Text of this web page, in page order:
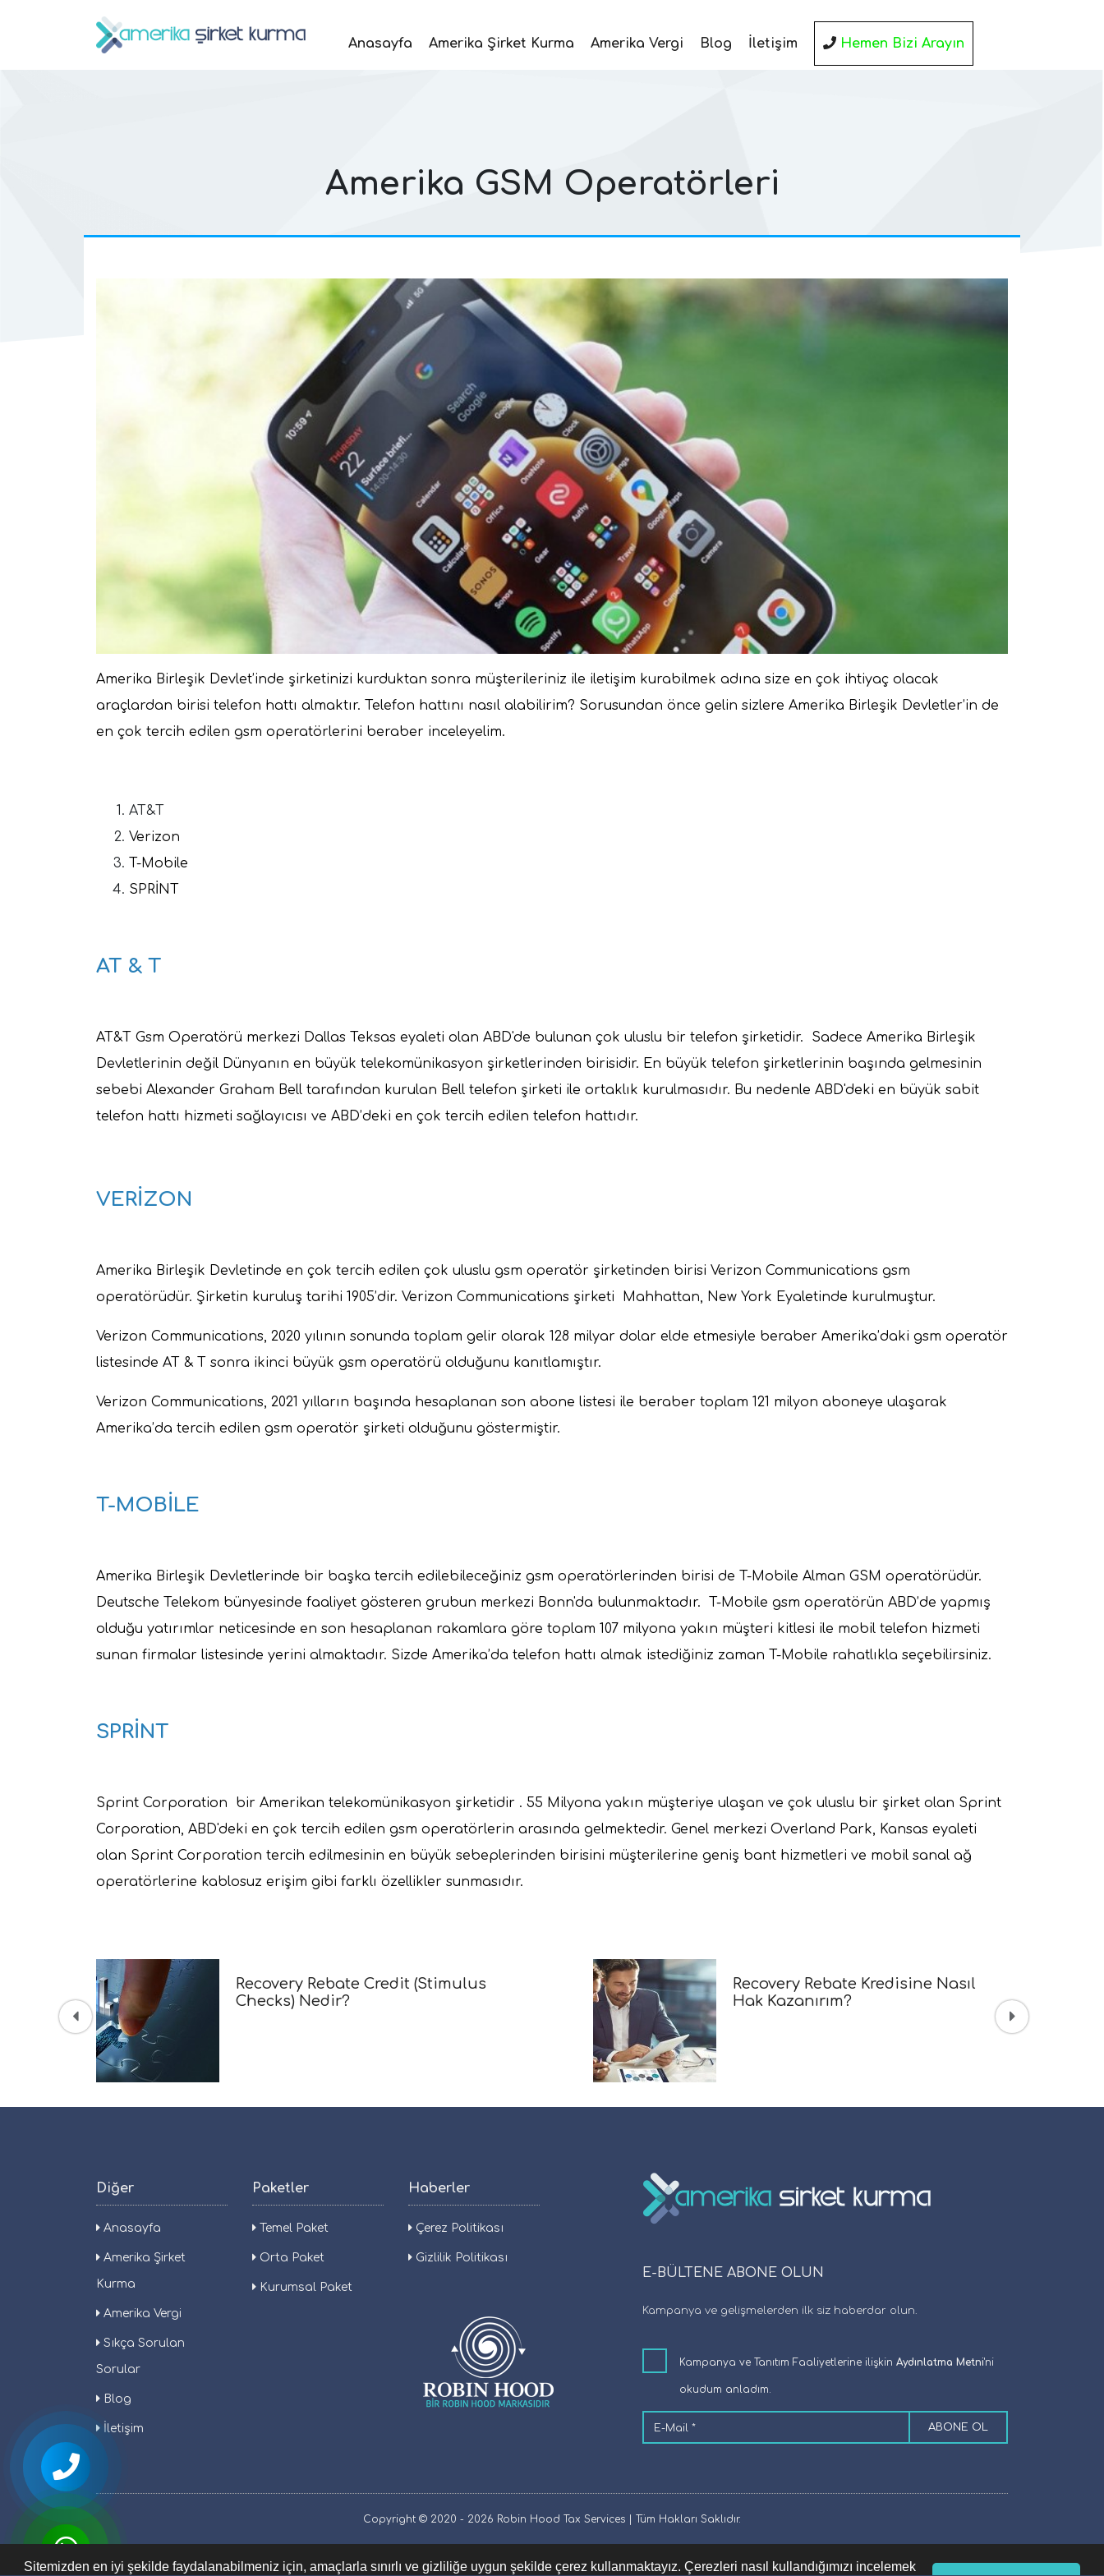
Sitemizden en iyi şekilde faydalanabilmeniz için, amaçlarla sınırlı ve gizliliğe uygun şekilde çerez kullanmaktayız. Çerezleri nasıl kullandığımızı incelemek
Anasayfa Amerika Şirket Kurma Amerika Vergi Blog İletişim
Amerika GSM Operatörleri
Amerika Birleşik Devlet’inde şirketinizi kurduktan sonra müşterileriniz ile iletişim kurabilmek adına size en çok ihtiyaç olacak
araçlardan birisi telefon hattı almaktır. Telefon hattını nasıl alabilirim? Sorusundan önce gelin sizlere Amerika Birleşik Devletler’in de
en çok tercih edilen gsm operatörlerini beraber inceleyelim.
AT&T
Verizon
T-Mobile
SPRİNT
AT & T
AT&T Gsm Operatörü merkezi Dallas Teksas eyaleti olan ABD'de bulunan çok uluslu bir telefon şirketidir. Sadece Amerika Birleşik
Devletlerinin değil Dünyanın en büyük telekomünikasyon şirketlerinden birisidir. En büyük telefon şirketlerinin başında gelmesinin
sebebi Alexander Graham Bell tarafından kurulan Bell telefon şirketi ile ortaklık kurulmasıdır. Bu nedenle ABD'deki en büyük sabit
telefon hattı hizmeti sağlayıcısı ve ABD’deki en çok tercih edilen telefon hattıdır.
VERİZON
Amerika Birleşik Devletinde en çok tercih edilen çok uluslu gsm operatör şirketinden birisi Verizon Communications gsm
operatörüdür. Şirketin kuruluş tarihi 1905’dir. Verizon Communications şirketi Mahhattan, New York Eyaletinde kurulmuştur.
Verizon Communications, 2020 yılının sonunda toplam gelir olarak 128 milyar dolar elde etmesiyle beraber Amerika’daki gsm operatör
listesinde AT & T sonra ikinci büyük gsm operatörü olduğunu kanıtlamıştır.
Verizon Communications, 2021 yılların başında hesaplanan son abone listesi ile beraber toplam 121 milyon aboneye ulaşarak
Amerika’da tercih edilen gsm operatör şirketi olduğunu göstermiştir.
T-MOBİLE
Amerika Birleşik Devletlerinde bir başka tercih edilebileceğiniz gsm operatörlerinden birisi de T-Mobile Alman GSM operatörüdür.
Deutsche Telekom bünyesinde faaliyet gösteren grubun merkezi Bonn'da bulunmaktadır. T-Mobile gsm operatörün ABD’de yapmış
olduğu yatırımlar neticesinde en son hesaplanan rakamlara göre toplam 107 milyona yakın müşteri kitlesi ile mobil telefon hizmeti
sunan firmalar listesinde yerini almaktadır. Sizde Amerika’da telefon hattı almak istediğiniz zaman T-Mobile rahatlıkla seçebilirsiniz.
SPRİNT
Sprint Corporation bir Amerikan telekomünikasyon şirketidir . 55 Milyona yakın müşteriye ulaşan ve çok uluslu bir şirket olan Sprint
Corporation, ABD'deki en çok tercih edilen gsm operatörlerin arasında gelmektedir. Genel merkezi Overland Park, Kansas eyaleti
olan Sprint Corporation tercih edilmesinin en büyük sebeplerinden birisini müşterilerine geniş bant hizmetleri ve mobil sanal ağ
operatörlerine kablosuz erişim gibi farklı özellikler sunmasıdır.
Recovery Rebate Kredisine Nasıl
Hak Kazanırım?
Amerika'da Şirket Kurma Maliyeti
Diğer
Anasayfa
Amerika Şirket
Kurma
Amerika Vergi
Sıkça Sorulan
Sorular
Blog
İletişim
Paketler
Temel Paket
Orta Paket
Kurumsal Paket
Haberler
Çerez Politikası
Gizlilik Politikası
E-BÜLTENE ABONE OLUN
Kampanya ve gelişmelerden ilk siz haberdar olun.
Kampanya ve Tanıtım Faaliyetlerine ilişkin Aydınlatma Metni'ni
okudum anladım.
ABONE OL
Copyright © 2020 - 2026 Robin Hood Tax Services | Tüm Hakları Saklıdır.